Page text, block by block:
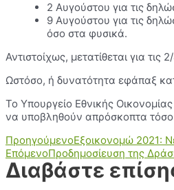
2 Αυγούστου για τις
9 Αυγούστου για τις
όσο στα φυσικά.
Αντιστοίχως, μετατίθεται για
Ωστόσο, ή δυνατότητα εφάπαξ
Το Υπουργείο Εθνικής
να υποβληθούν απρόσκοπτα τόσο
ΠροηγούμενοΕξοικονομώ 2021:
ΕπόμενοΠροδημοσίευση της
Διαβάστε